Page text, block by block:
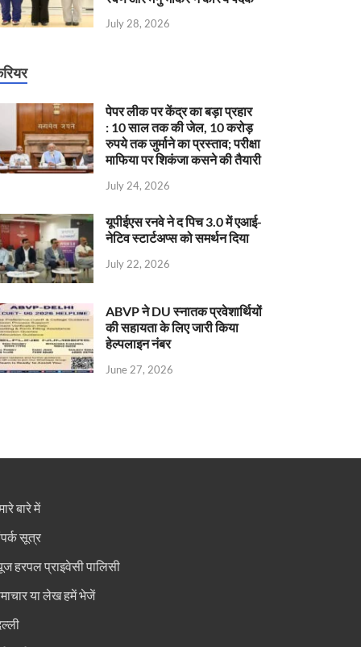
July 28, 2026
पेपर लीक पर केंद्र का बड़ा प्रहार
: 10 साल तक की जेल, 10 करोड़
रुपये तक जुर्माने का प्रस्ताव; परीक्षा
माफिया पर शिकंजा कसने की तैयारी
July 24, 2026
यूपीईएस रनवे ने द पिच 3.0 में एआई-
नेटिव स्टार्टअप्स को समर्थन दिया
July 22, 2026
ABVP ने DU स्नातक प्रवेशार्थियों
की सहायता के लिए जारी किया
हेल्पलाइन नंबर
June 27, 2026
बारे में
सूत्र
हरपल प्राइवेसी पालिसी
या लेख हमें भेजें